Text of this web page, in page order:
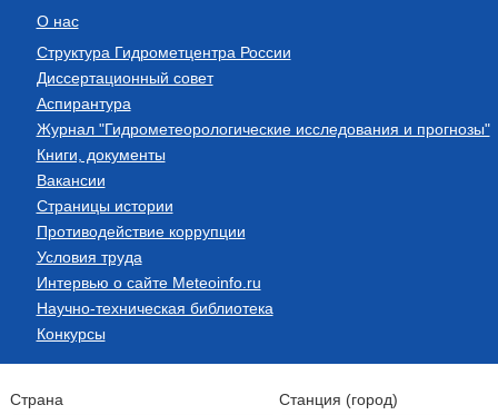
О нас
Структура Гидрометцентра России
Диссертационный совет
Аспирантура
Журнал "Гидрометеорологические исследования и прогнозы"
Книги, документы
Вакансии
Страницы истории
Противодействие коррупции
Условия труда
Интервью о сайте Meteoinfo.ru
Научно-техническая библиотека
Конкурсы
Страна Станция (город)